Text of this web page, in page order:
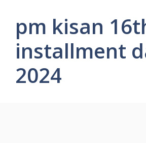
pm kisan
installment
2024